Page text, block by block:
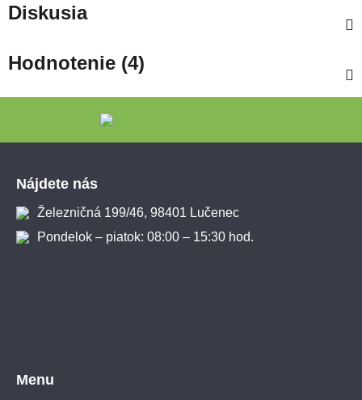
Diskusia
Hodnotenie (4)
Nájdete nás
Železničná 199/46, 98401 Lučenec
Pondelok – piatok: 08:00 – 15:30 hod.
Menu